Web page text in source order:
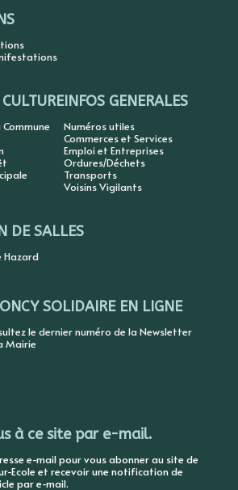
INFOS GENERALES
Numéros utiles
Commerces et Services
Emploi et Entreprises
Ordures/Déchets
Transports
Voisins Vigilants
DE SALLES
Hazard
SOLIDAIRE EN LIGNE
le dernier numéro de la Newsletter
Mairie
à ce site par e-mail.
e-mail pour vous abonner au site de
Ecole et recevoir une notification de
par e-mail.